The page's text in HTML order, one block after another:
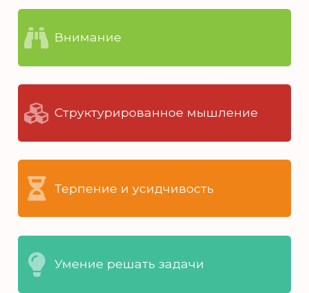
Внимание
Структурированное мышление
Терпение и усидчивость
Умение решать задачи